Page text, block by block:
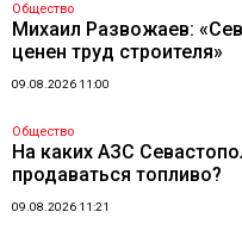
Общество
Михаил Развожаев:
ценен труд строителя»
09.08.2026 11:00
Общество
На каких АЗС
продаваться топливо?
09.08.2026 11:21